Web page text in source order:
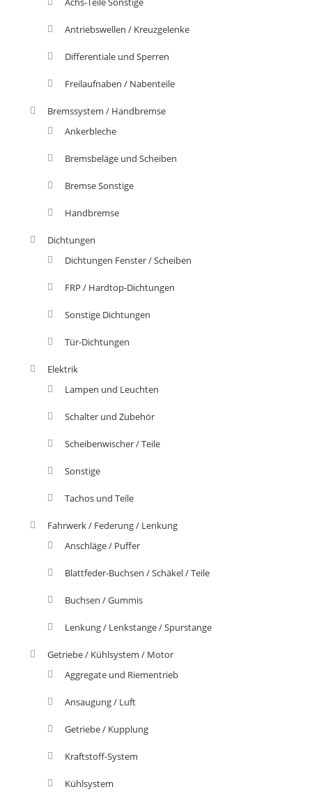
Antriebswellen / Kreuzgelenke
Differentiale und Sperren
Freilaufnaben / Nabenteile
Bremssystem / Handbremse
Ankerbleche
Bremsbeläge und Scheiben
Bremse Sonstige
Handbremse
Dichtungen
Dichtungen Fenster / Scheiben
FRP / Hardtop-Dichtungen
Sonstige Dichtungen
Tür-Dichtungen
Elektrik
Lampen und Leuchten
Schalter und Zubehör
Scheibenwischer / Teile
Sonstige
Tachos und Teile
Fahrwerk / Federung / Lenkung
Anschläge / Puffer
Blattfeder-Buchsen / Schäkel / Teile
Buchsen / Gummis
Lenkung / Lenkstange / Spurstange
Getriebe / Kühlsystem / Motor
Aggregate und Riementrieb
Ansaugung / Luft
Getriebe / Kupplung
Kraftstoff-System
Kühlsystem